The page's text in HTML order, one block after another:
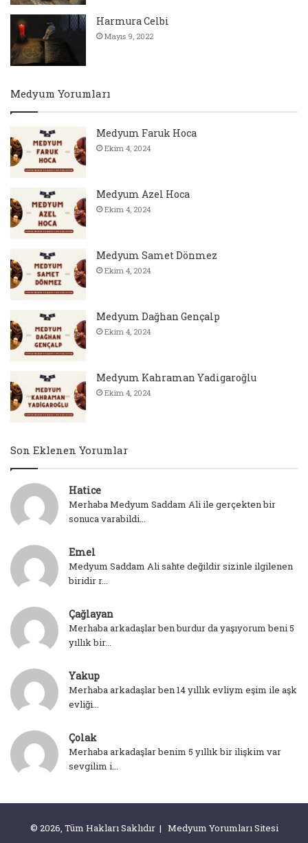
Harmura Celbi
Mayıs 9, 2022
Medyum Yorumları
Medyum Faruk Hoca
Ekim 4, 2024
Medyum Azel Hoca
Ekim 4, 2024
Medyum Samet Dönmez
Ekim 4, 2024
Medyum Dağhan Gençalp
Ekim 4, 2024
Medyum Kahraman Yadigaroğlu
Ekim 4, 2024
Son Eklenen Yorumlar
Hatice
Merhaba Medyum Saddam Ali ile gerçekten bir
sonuca varabildi...
Emel
Medyum Saddam Ali sahte değildir sizinle ilgilenen
biridir r...
Çağlayan
Merhaba arkadaşlar ben burdur da yaşıyorum beni 5
yıllık bir...
Yakup
Merhaba arkadaşlar ben 14 yıllık evliym eşim ile aşk
evliği...
Çolak
Merhaba arkadaşlar benim 5 yıllık bir ilişkim var
sevgilim i...
© 2026, Tüm Hakları Saklıdır | Medyum Yorumları Sitesi